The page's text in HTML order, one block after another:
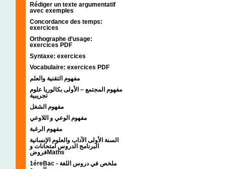
Rédiger un texte argumentatif
avec exemples
Concordance des temps:
exercices
Orthographe d’usage:
exercices PDF
Syntaxe: exercices
Vocabulaire: exercices PDF
مفهوم التقنية والعلم
مفهوم المجتمع – الأولى بكالوريا علوم
تجريبية
مفهوم الشغل
مفهوم الوعي و اللاوعي
مفهوم الرغبة
السنة الأولى الآداب والعلوم الإنسانية
البرنامج الدروس امتحانات و
فروضMaths
1éreBac - ملخص في دروس اللغة